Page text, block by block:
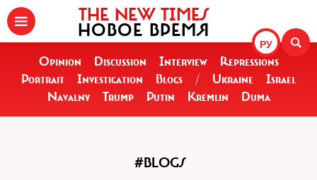
РУ
THE NEW TIMES
НОВОЕ ВРЕМЯ
Opinion Discussion Interview
Repressions
Portrait
Investigation Blogs / Ukraine
Israel
Navalny
Trump Putin Kremlin Duma
#BLOGS